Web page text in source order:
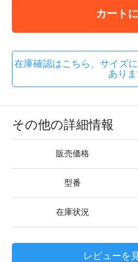
カート
在庫確認はこちら、サイズ
あり
その他の詳細情報
販売価格
型番
在庫状況
レビューを